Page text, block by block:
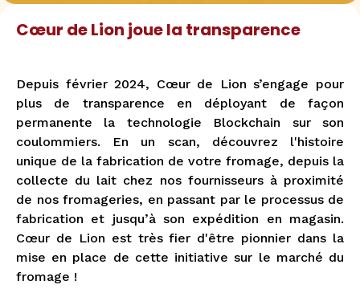
Cœur de Lion joue la transparence
Depuis février 2024, Cœur de Lion s’engage pour
plus de transparence en déployant de façon
permanente la technologie Blockchain sur son
coulommiers. En un scan, découvrez l'histoire
unique de la fabrication de votre fromage, depuis la
collecte du lait chez nos fournisseurs à proximité
de nos fromageries, en passant par le processus de
fabrication et jusqu’à son expédition en magasin.
Cœur de Lion est très fier d'être pionnier dans la
mise en place de cette initiative sur le marché du
fromage !